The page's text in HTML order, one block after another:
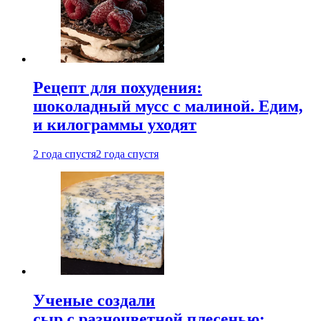
Рецепт для похудения:
шоколадный мусс с малиной. Едим,
и килограммы уходят
2 года спустя2 года спустя
Ученые создали